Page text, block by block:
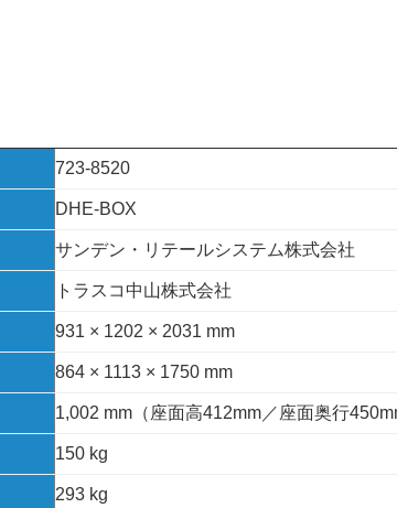
723-8520
DHE-BOX
サンデン・リテールシステム株式会社
トラスコ中山株式会社
931 × 1202 × 2031 mm
864 × 1113 × 1750 mm
1,002 mm（座面高412mm／座面奥行
150 kg
293 kg